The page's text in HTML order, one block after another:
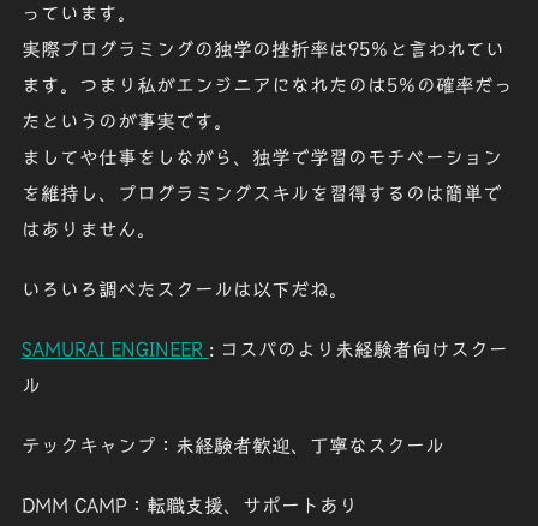
っています。
実際プログラミングの独学の挫折率は95％と言われてい
ます。つまり私がエンジニアになれたのは5％の確率だっ
たというのが事実です。
ましてや仕事をしながら、独学で学習のモチベーション
を維持し、プログラミングスキルを習得するのは簡単で
はありません。
いろいろ調べたスクールは以下だね。
SAMURAI ENGINEER : コスパのより未経験者向けスクー
ル
テックキャンプ ：未経験者歓迎、丁寧なスクール
DMM CAMP：転職支援、サポートあり